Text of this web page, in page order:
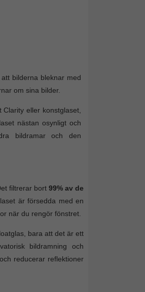
bilderna bleknar med
om sina bilder.
Clarity eller konstglaset,
nästan osynligt och
bildramar och den
filtrerar bort 99% av de
är försedda med en
när du rengör fönstret.
bara att det är ett
bildramning och
reducerar reflektioner